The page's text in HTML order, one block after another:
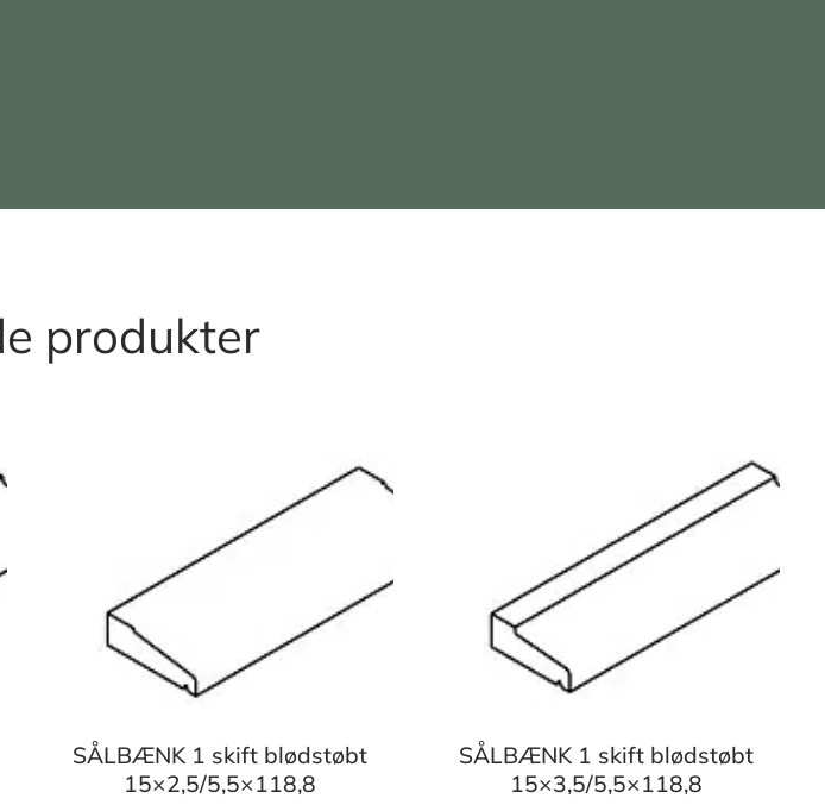
produkter
SÅLBÆNK 1 skift blødstøbt
15×2,5/5,5×118,8
SÅLBÆNK 1 skift blødstøbt
15×3,5/5,5×118,8